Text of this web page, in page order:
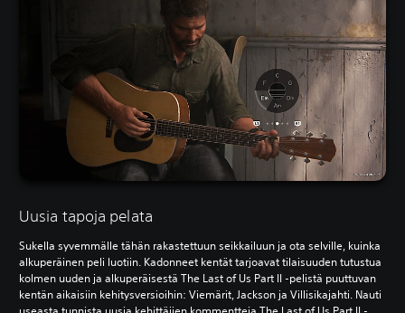
Uusia tapoja pelata
Sukella syvemmälle tähän rakastettuun seikkailuun ja ota selville, kuinka
alkuperäinen peli luotiin. Kadonneet kentät tarjoavat tilaisuuden tutustua
kolmen uuden ja alkuperäisestä The Last of Us Part II -pelistä puuttuvan
kentän aikaisiin kehitysversioihin: Viemärit, Jackson ja Villisikajahti. Nauti